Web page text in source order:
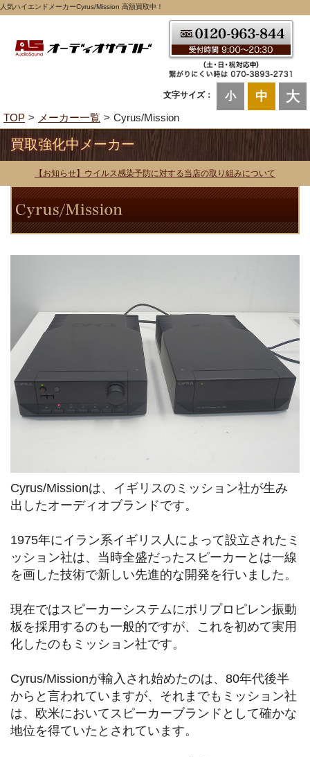
人気ハイエンドメーカーCyrus/Mission 高額買取中！
文字サイズ： 小 中 大
TOP メーカー一覧 Cyrus/Mission
買取強化中メーカー
【お知らせ】ウイルス感染予防に対する当店の取り組みについて
Cyrus/Missionは、イギリスのミッション社が生み
出したオーディオブランドです。
1975年にイラン系イギリス人によって設立されたミ
ッション社は、当時全盛だったスピーカーとは一線
を画した技術で新しい先進的な開発を行いました。
現在ではスピーカーシステムにポリプロピレン振動
板を採用するのも一般的ですが、これを初めて実用
化したのもミッション社です。
Cyrus/Missionが輸入され始めたのは、80年代後半
からと言われていますが、それまでもミッション社
は、欧米においてスピーカーブランドとして確かな
地位を得ていたとされています。